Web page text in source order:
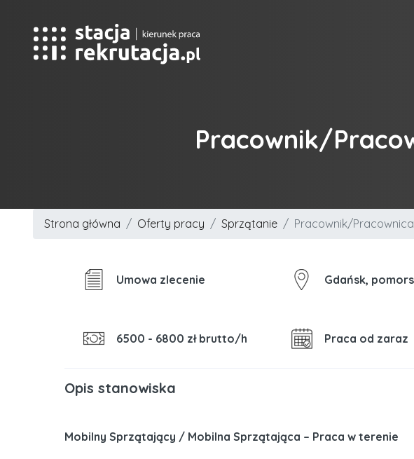
Pracownik/
Strona główna Oferty pracy Sprzątanie Pracownik/
Umowa zlecenie Gdańsk,
6500 - 6800 zł brutto/h Praca od zaraz
Opis stanowiska
Mobilny Sprzątający / Mobilna Sprzątająca – Praca w terenie